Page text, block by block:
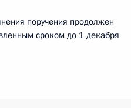
поручения продолжен
сроком до 1 декабря